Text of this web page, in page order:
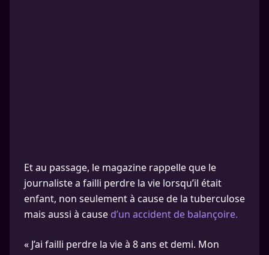
Et au passage, le magazine rappelle que le
journaliste a failli perdre la vie lorsqu’il était
enfant, non seulement à cause de la tuberculose
mais aussi à cause d’un accident de balançoire.
« J’ai failli perdre la vie à 8 ans et demi. Mon